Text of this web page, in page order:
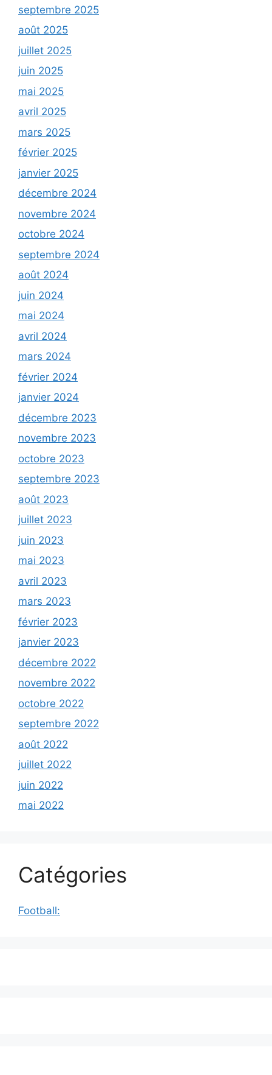
septembre 2025
août 2025
juillet 2025
juin 2025
mai 2025
avril 2025
mars 2025
février 2025
janvier 2025
décembre 2024
novembre 2024
octobre 2024
septembre 2024
août 2024
juin 2024
mai 2024
avril 2024
mars 2024
février 2024
janvier 2024
décembre 2023
novembre 2023
octobre 2023
septembre 2023
août 2023
juillet 2023
juin 2023
mai 2023
avril 2023
mars 2023
février 2023
janvier 2023
décembre 2022
novembre 2022
octobre 2022
septembre 2022
août 2022
juillet 2022
juin 2022
mai 2022
Catégories
Football: